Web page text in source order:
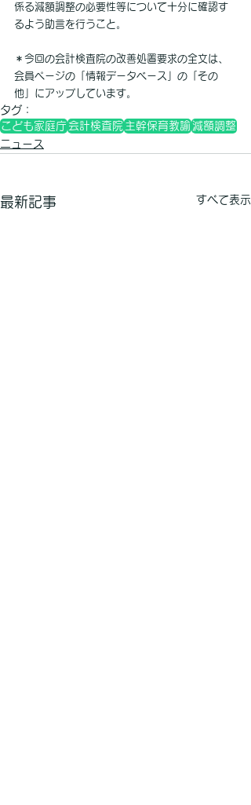
係る減額調整の必要性等について十分に確認す
るよう助言を行うこと。
＊今回の会計検査院の改善処置要求の全文は、
会員ページの「情報データベース」の「その
他」にアップしています。
タグ：
こども家庭庁 会計検査院 主幹保育教諭 減額調整
ニュース
最新記事 すべて表示